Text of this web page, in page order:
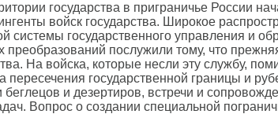
государства в приграничье России
войск государства. Широкое
государственного управления и
послужили тому, что
На войска, которые несли эту службу,
государственной границы и
и дезертиров, встречи и
Вопрос о создании специальной